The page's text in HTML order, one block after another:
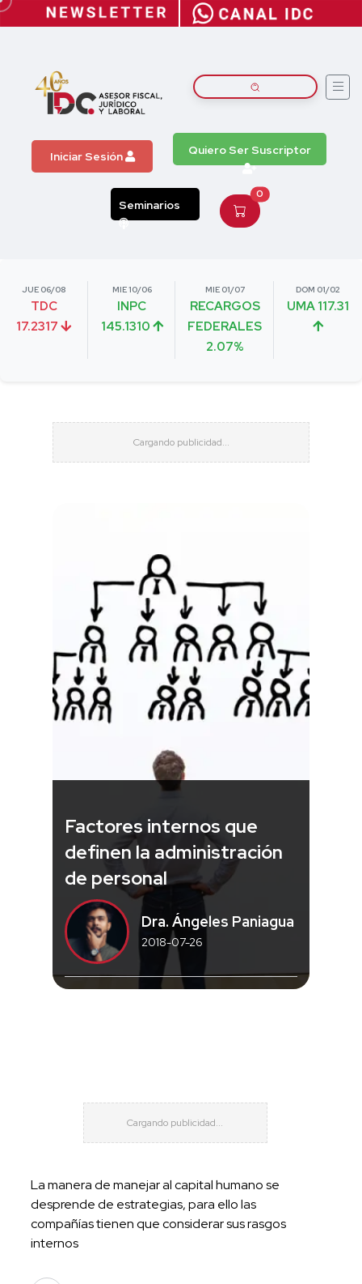
Iniciar Sesión Quiero Ser Suscriptor
Seminarios
0
JUE 06/08
TDC
17.2317
MIE 10/06
INPC
145.1310
MIE 01/07
RECARGOS
FEDERALES
2.07%
DOM 01/02
UMA 117.31
Factores internos que
definen la administración
de personal
Dra. Ángeles Paniagua
2018-07-26
La manera de manejar al capital humano se
desprende de estrategias, para ello las
compañías tienen que considerar sus rasgos
internos